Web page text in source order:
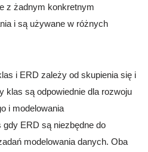
z żadnym konkretnym
i są używane w różnych
i ERD zależy od skupienia się i
klas są odpowiednie dla rozwoju
i modelowania
ERD są niezbędne do
modelowania danych. Oba